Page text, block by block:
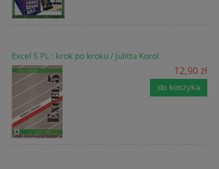
Excel 5 PL : krok po kroku / Julitta Korol
12,90 zł
do koszyka